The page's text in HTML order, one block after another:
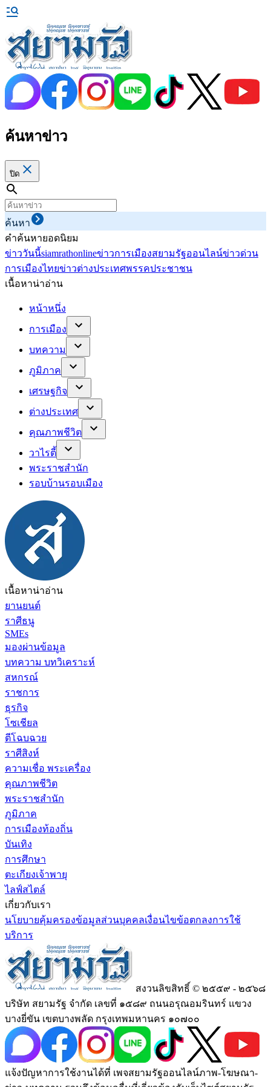
ค้นหาข่าว
ปิด
ค้นหา
คำค้นหายอดนิยม
ข่าววันนี้siamrathonlineข่าวการเมืองสยามรัฐออนไลน์ข่าวด่วน
การเมืองไทยข่าวต่างประเทศพรรคประชาชน
เนื้อหาน่าอ่าน
หน้าหนึ่ง
การเมือง
บทความ
ภูมิภาค
เศรษฐกิจ
ต่างประเทศ
คุณภาพชีวิต
วาไรตี้
พระราชสำนัก
รอบบ้านรอบเมือง
เนื้อหาน่าอ่าน
ยานยนต์
ราศีธนู
SMEs
มองผ่านข้อมูล
บทความ บทวิเคราะห์
สหกรณ์
ราชการ
ธุรกิจ
โซเชียล
ตีโฉบฉวย
ราศีสิงห์
ความเชื่อ พระเครื่อง
คุณภาพชีวิต
พระราชสำนัก
ภูมิภาค
การเมืองท้องถิ่น
บันเทิง
การศึกษา
ตะเกียงเจ้าพายุ
ไลฟ์สไตล์
เกี่ยวกับเรา
นโยบายคุ้มครองข้อมูลส่วนบุคคลเงื่อนไขข้อตกลงการใช้
บริการ
สงวนลิขสิทธิ์ © ๒๕๕๙ - ๒๕๖๘
บริษัท สยามรัฐ จำกัด เลขที่ ๑๕๘๙ ถนนอรุณอมรินทร์ แขวง
บางยี่ขัน เขตบางพลัด กรุงเทพมหานคร ๑๐๗๐๐
แจ้งปัญหาการใช้งานได้ที่ เพจสยามรัฐออนไลน์ภาพ-โฆษณา-